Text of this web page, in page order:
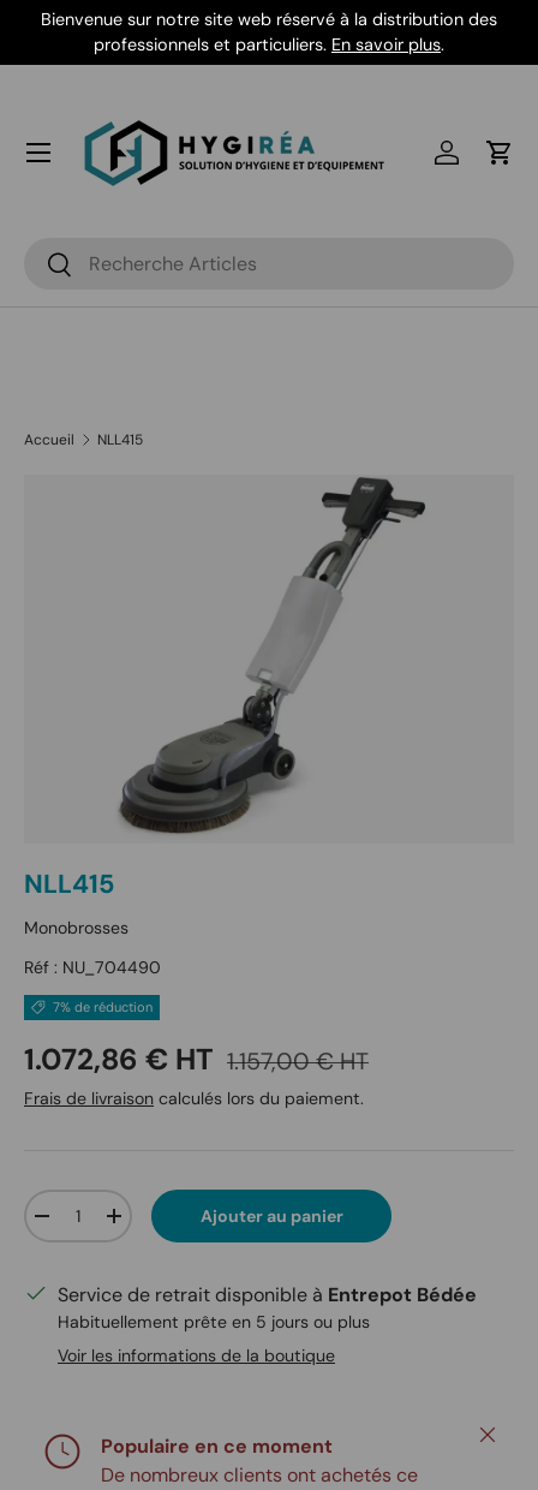
Aller au contenu
Bienvenue sur notre site web réservé à la distribution des
professionnels et particuliers. En savoir plus.
Recherche
Rechercher
Se
Accueil NLL415
Passer aux informations produits
NLL415
Monobrosses
Réf : NU_704490
7% de réduction
Prix soldé
1.072,86 € HT Prix habituel
1.157,00 € HT
Frais de livraison calculés lors du paiement.
Qté
Diminuer la quantité
Augmenter la quantité
Ajouter au panier
Service de retrait disponible à Entrepot Bédée
Habituellement prête en 5 jours ou plus
Voir les informations de la boutique
Populaire en ce moment
De nombreux clients ont achetés ce
Fermer